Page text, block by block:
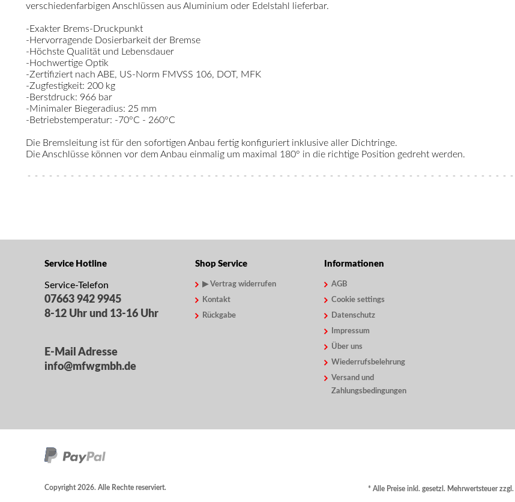
verschiedenfarbigen Anschlüssen aus Aluminium oder Edelstahl lieferbar.
-Exakter Brems-Druckpunkt
-Hervorragende Dosierbarkeit der Bremse
-Höchste Qualität und Lebensdauer
-Hochwertige Optik
-Zertifiziert nach ABE, US-Norm FMVSS 106, DOT, MFK
-Zugfestigkeit: 200 kg
-Berstdruck: 966 bar
-Minimaler Biegeradius: 25 mm
-Betriebstemperatur: -70°C - 260°C
Die Bremsleitung ist für den sofortigen Anbau fertig konfiguriert inklusive aller Dichtringe.
Die Anschlüsse können vor dem Anbau einmalig um maximal 180° in die richtige Position gedreht werden.
Service Hotline
Service-Telefon
07663 942 9945
8-12 Uhr und 13-16 Uhr
E-Mail Adresse
info@mfwgmbh.de
Shop Service
▶ Vertrag widerrufen
Kontakt
Rückgabe
Informationen
AGB
Cookie settings
Datenschutz
Impressum
Über uns
Wiederrufsbelehrung
Versand und
Zahlungsbedingungen
Copyright 2026. Alle Rechte reserviert. * Alle Preise inkl. gesetzl. Mehrwertsteuer zzgl.